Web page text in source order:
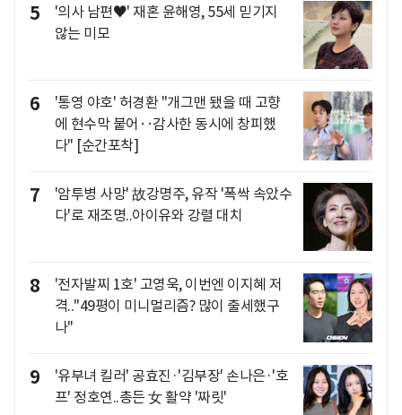
5
'의사 남편♥' 재혼 윤해영, 55세 믿기지
않는 미모
6
'통영 야호' 허경환 "개그맨 됐을 때 고향
에 현수막 붙어‥감사한 동시에 창피했
다" [순간포착]
7
'암투병 사망' 故강명주, 유작 '폭싹 속았수
다'로 재조명..아이유와 강렬 대치
8
'전자발찌 1호' 고영욱, 이번엔 이지혜 저
격.."49평이 미니멀리즘? 많이 출세했구
나"
9
'유부녀 킬러' 공효진·'김부장' 손나은·'호
프' 정호연..총든 女 활약 '짜릿'